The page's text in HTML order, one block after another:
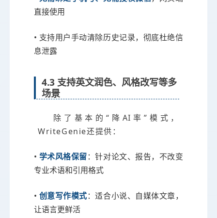
直接使用
• 支持用户手动清除历史记录，彻底杜绝信
息泄露
4.3 支持英文润色、风格改写等多
场景
除了基本的“降AI率”模式，
WriteGenie还提供：
• 学术风格保留：针对论文、报告，不改变
专业术语和引用格式
• 创意写作模式：适合小说、自媒体文章，
让语言更鲜活